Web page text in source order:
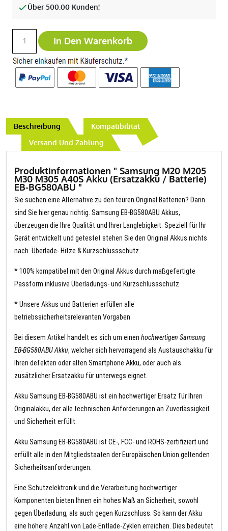
Über 500.00 Kunden!
In Den Warenkorb
Beschreibung
Kompatibilität
Versand Und Zahlung
Produktinformationen " Samsung M20 M205
M30 M305 A40S Akku (Ersatzakku / Batterie)
EB-BG580ABU "
Sie suchen eine Alternative zu den teuren Original Batterien? Dann
sind Sie hier genau richtig. Samsung EB-BG580ABU Akkus,
überzeugen die Ihre Qualität und Ihrer Langlebigkeit. Speziell für Ihr
Gerät entwickelt und getestet stehen Sie den Original Akkus nichts
nach. Überlade- Hitze & Kurzschlussschutz.
* 100% kompatibel mit den Original Akkus durch maßgefertigte
Passform inklusive Überladungs- und Kurzschlussschutz.
* Unsere Akkus und Batterien erfüllen alle
betriebssicherheitsrelevanten Vorgaben
Bei diesem Artikel handelt es sich um einen hochwertigen Samsung
EB-BG580ABU Akku, welcher sich hervorragend als Austauschakku für
Ihren defekten oder alten Smartphone Akku, oder auch als
zusätzlicher Ersatzakku für unterwegs eignet.
Akku Samsung EB-BG580ABU ist ein hochwertiger Ersatz für Ihren
Originalakku, der alle technischen Anforderungen an Zuverlässigkeit
und Sicherheit erfüllt.
Akku Samsung EB-BG580ABU ist CE-, FCC- und ROHS-zertifiziert und
erfüllt alle in den Mitgliedstaaten der Europäischen Union geltenden
Sicherheitsanforderungen.
Eine Schutzelektronik und die Verarbeitung hochwertiger
Komponenten bieten Ihnen ein hohes Maß an Sicherheit, sowohl
gegen Überladung, als auch gegen Kurzschluss. So kann der Akku
eine höhere Anzahl von Lade-Entlade-Zyklen erreichen. Dies bedeutet